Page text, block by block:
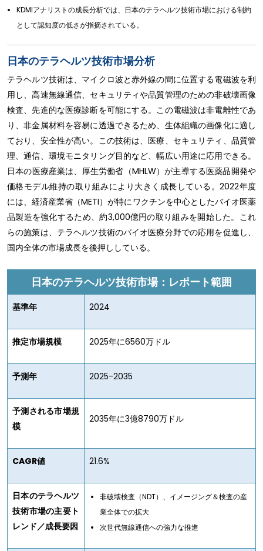
KDMIアナリストの成長分析では、日本のテラヘルツ技術市場における制約
として認知度の低さが指摘されている。
日本のテラヘルツ技術市場分析
テラヘルツ技術は、マイクロ波と赤外線の間に位置する電磁波を利
用し、高速無線通信、セキュリティや品質管理のための非破壊画像
検査、先進的な医療診断を可能にする。この電磁波は非電離性であ
り、非金属材料を容易に透過できるため、生体組織の画像化に適し
ており、安全性が高い。この技術は、医療、セキュリティ、品質管
理、通信、環境モニタリング目的など、幅広い用途に応用できる。
日本の医療産業は、厚生労働省（MHLW）が主導する医薬品開発や
価格モデル維持の取り組みにより大きく成長している。2022年度
には、経済産業省（METI）が特にワクチンを中心としたバイオ医薬
品製造を強化するため、約3,000億円の取り組みを開始した。これ
らの施策は、テラヘルツ技術のバイオ医療分野での応用を促進し、
国内全体の市場成長を後押ししている。
日本のテラヘルツ技術市場：レポート範囲
基準年 2024
推定市場規模 2025年に6560万ドル
予測年 2025-2035
予測される市場規
模
2035年に3億8790万ドル
CAGR値 21.6%
日本のテラヘルツ
技術市場の主要ト
レンド／成長要因
非破壊検査（NDT）、イメージング＆検査の産
業全体での拡大
次世代無線通信への強力な推進